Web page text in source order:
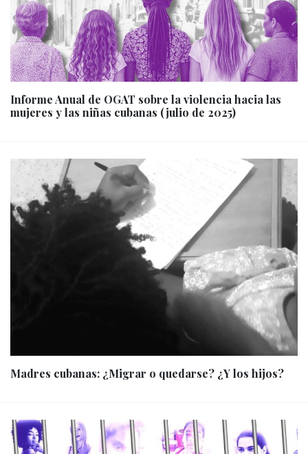
Informe Anual de OGAT sobre la violencia hacia las
mujeres y las niñas cubanas (julio de 2025)
Madres cubanas: ¿Migrar o quedarse? ¿Y los hijos?